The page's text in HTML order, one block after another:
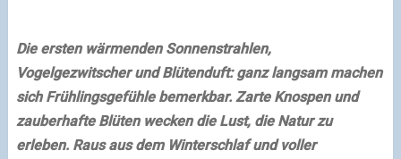
Die ersten wärmenden Sonnenstrahlen,
Vogelgezwitscher und Blütenduft: ganz langsam machen
sich Frühlingsgefühle bemerkbar. Zarte Knospen und
zauberhafte Blüten wecken die Lust, die Natur zu
erleben. Raus aus dem Winterschlaf und voller